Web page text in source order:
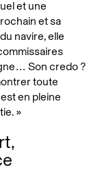
et une
et sa
navire, elle
Son credo ?
toute
en pleine
»